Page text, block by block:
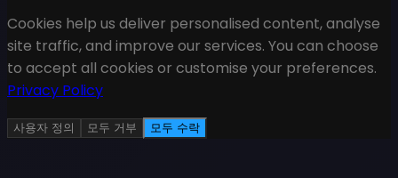
Cookies help us deliver personalised content, analyse
site traffic, and improve our services. You can choose
to accept all cookies or customise your preferences.
Privacy Policy
사용자 정의 모두 거부 모두 수락